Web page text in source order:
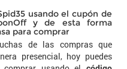
usando el cupón de
y de esta forma
para comprar
de las compras que
presencial, hoy puedes